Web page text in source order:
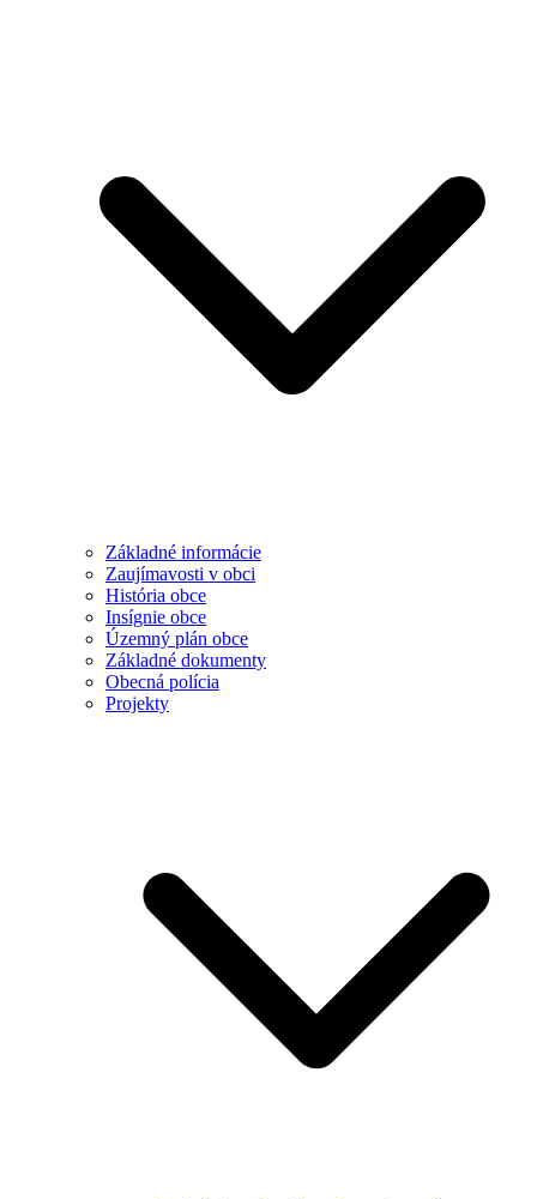
Základné informácie
Zaujímavosti v obci
História obce
Insígnie obce
Územný plán obce
Základné dokumenty
Obecná polícia
Projekty